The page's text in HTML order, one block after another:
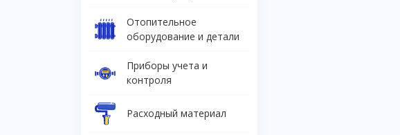
Отопительное
оборудование и детали
Приборы учета и
контроля
Расходный материал